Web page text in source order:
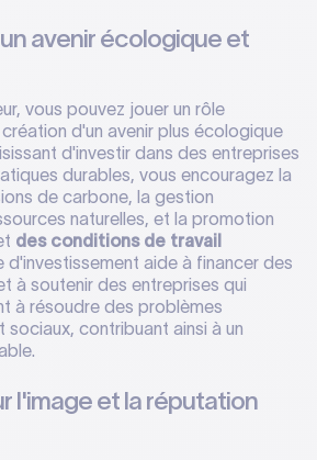
avenir écologique et
vous pouvez jouer un rôle
d'un avenir plus écologique
d'investir dans des entreprises
durables, vous encouragez la
de carbone, la gestion
naturelles, et la promotion
des conditions de travail
d'investissement aide à financer des
à soutenir des entreprises qui
à résoudre des problèmes
sociaux, contribuant ainsi à un
l'image et la réputation